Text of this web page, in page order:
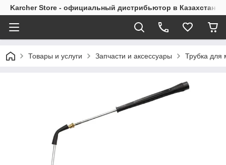
Karcher Store - официальный дистрибьютор в Казахстане
Товары и услуги Запчасти и аксессуары Трубка для